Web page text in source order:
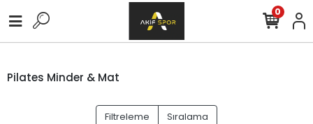
0
Pilates Minder & Mat
Filtreleme Sıralama